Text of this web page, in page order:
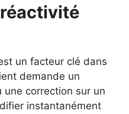
un facteur clé dans
demande un
correction sur un
instantanément